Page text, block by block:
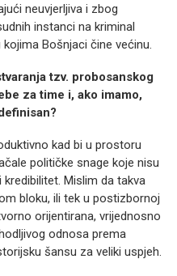
neuvjerljiva i zbog
instanci na kriminal
Bošnjaci čine većinu.
tzv. probosanskog
za time i, ako imamo,
kad bi u prostoru
političke snage koje nisu
Mislim da takva
bloku, ili tek u postizbornoj
orijentirana, vrijednosno
odnosa prema
šansu za veliki uspjeh.